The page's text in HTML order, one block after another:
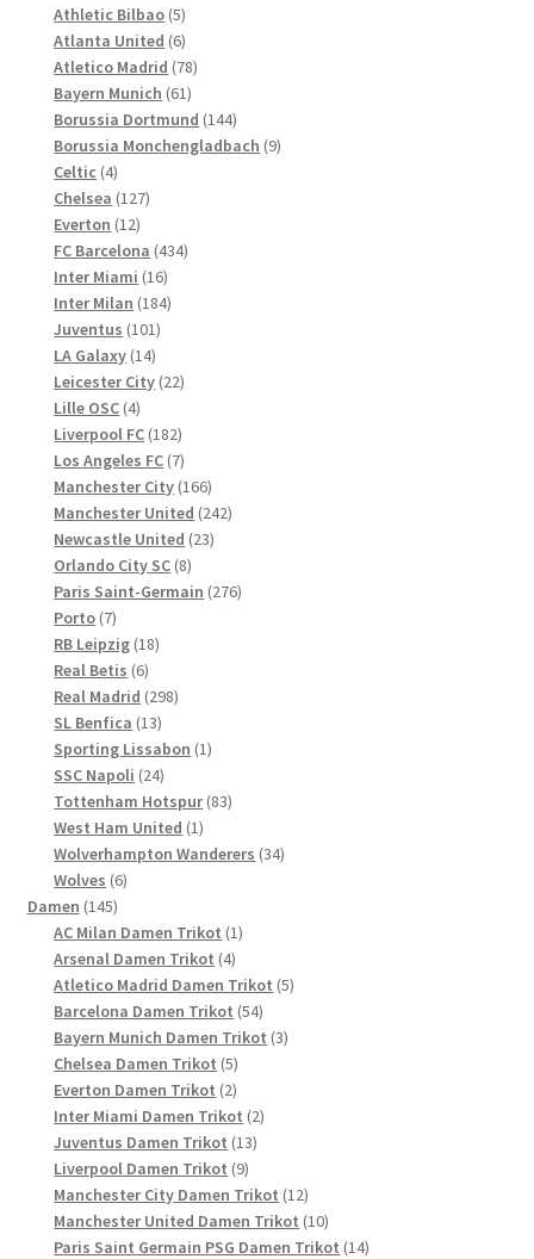
Produkte
Athletic Bilbao 55
Produkte
Atlanta United 66
Produkte
Atletico Madrid 7878
Bayern Munich 6161
Produkte
Borussia Dortmund 144144
Produkte
Borussia Monchengladbach 99
Celtic 44
Produkte
Chelsea 127127
Everton 1212
Produkte
FC Barcelona 434434
Inter Miami 1616
Produkte
Inter Milan 184184
Juventus 101101
LA Galaxy 1414
Produkte
Leicester City 2222
Lille OSC 44
Produkte
Liverpool FC 182182
Produkte
Los Angeles FC 77
Produkte
Manchester City 166166
Produkte
Manchester United 242242
Newcastle United 2323
Orlando City SC 88
Produkte
Paris Saint-Germain 276276
Porto 77
Produkte
RB Leipzig 1818
Real Betis 66
Produkte
Real Madrid 298298
SL Benfica 1313
Produkte
Sporting Lissabon 11
SSC Napoli 2424
Produkte
Tottenham Hotspur 8383
West Ham United 11
Produkt
Wolverhampton Wanderers 3434
Wolves 66
Damen 145145
Produkte
AC Milan Damen Trikot 11
Arsenal Damen Trikot 44
Produkte
Atletico Madrid Damen Trikot 55
Barcelona Damen Trikot 5454
Produkte
Bayern Munich Damen Trikot 33
Chelsea Damen Trikot 55
Produkte
Everton Damen Trikot 22
Produkte
Inter Miami Damen Trikot 22
Juventus Damen Trikot 1313
Liverpool Damen Trikot 99
Produkte
Manchester City Damen Trikot 1212
Produkte
Manchester United Damen Trikot 1010
Produkte
Paris Saint Germain PSG Damen Trikot 1414